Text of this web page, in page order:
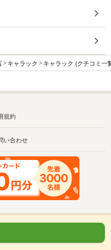
キャラック キャラック (クチコミ一
規約
い合わせ